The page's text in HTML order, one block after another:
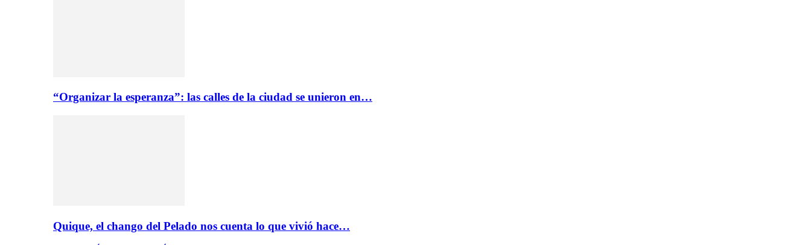
“Organizar la esperanza”: las calles de la ciudad se unieron en…
Quique, el chango del Pelado nos cuenta lo que vivió hace…